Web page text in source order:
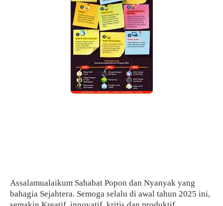
Assalamualaikum Sahabat Popon dan Nyanyak yang
bahagia Sejahtera. Semoga selalu di awal tahun 2025 ini,